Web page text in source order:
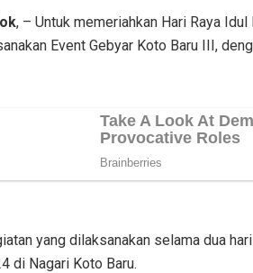
, – Untuk memeriahkan Hari Raya
Event Gebyar Koto Baru III,
yang dilaksanakan selama dua
di Nagari Koto Baru.